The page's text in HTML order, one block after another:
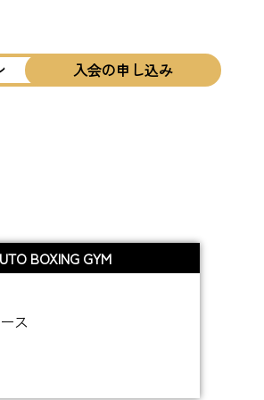
入会の申し込み
BOXING GYM
ス